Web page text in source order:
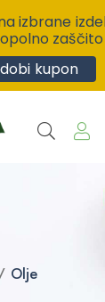
Olje
izbrane
zaščito
kupon